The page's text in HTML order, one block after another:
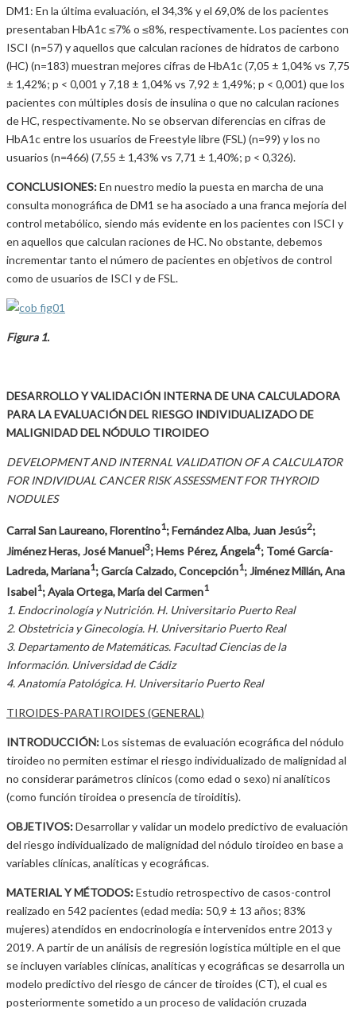
DM1: En la última evaluación, el 34,3% y el 69,0% de los pacientes
presentaban HbA1c ≤7% o ≤8%, respectivamente. Los pacientes con
ISCI (n=57) y aquellos que calculan raciones de hidratos de carbono
(HC) (n=183) muestran mejores cifras de HbA1c (7,05 ± 1,04% vs 7,75
± 1,42%; p < 0,001 y 7,18 ± 1,04% vs 7,92 ± 1,49%; p < 0,001) que los
pacientes con múltiples dosis de insulina o que no calculan raciones
de HC, respectivamente. No se observan diferencias en cifras de
HbA1c entre los usuarios de Freestyle libre (FSL) (n=99) y los no
usuarios (n=466) (7,55 ± 1,43% vs 7,71 ± 1,40%; p < 0,326).
CONCLUSIONES:En nuestro medio la puesta en marcha de una
consulta monográfica de DM1 se ha asociado a una franca mejoría del
control metabólico, siendo más evidente en los pacientes con ISCI y
en aquellos que calculan raciones de HC. No obstante, debemos
incrementar tanto el número de pacientes en objetivos de control
como de usuarios de ISCI y de FSL.
Figura 1.
DESARROLLO Y VALIDACIÓN INTERNA DE UNA CALCULADORA
PARA LA EVALUACIÓN DEL RIESGO INDIVIDUALIZADO DE
MALIGNIDAD DEL NÓDULO TIROIDEO
DEVELOPMENT AND INTERNAL VALIDATION OF A CALCULATOR
FOR INDIVIDUAL CANCER RISK ASSESSMENT FOR THYROID
NODULES
Carral San Laureano, Florentino1; Fernández Alba, Juan Jesús2;
Jiménez Heras, José Manuel3; Hems Pérez, Ángela4; Tomé García-
Ladreda, Mariana1; García Calzado, Concepción1; Jiménez Millán, Ana
Isabel1; Ayala Ortega, María del Carmen1
1. Endocrinología y Nutrición. H. Universitario Puerto Real
2. Obstetricia y Ginecología. H. Universitario Puerto Real
3. Departamento de Matemáticas. Facultad Ciencias de la
Información. Universidad de Cádiz
4. Anatomía Patológica. H. Universitario Puerto Real
TIROIDES-PARATIROIDES (GENERAL)
INTRODUCCIÓN:Los sistemas de evaluación ecográfica del nódulo
tiroideo no permiten estimar el riesgo individualizado de malignidad al
no considerar parámetros clínicos (como edad o sexo) ni analíticos
(como función tiroidea o presencia de tiroiditis).
OBJETIVOS:Desarrollar y validar un modelo predictivo de evaluación
del riesgo individualizado de malignidad del nódulo tiroideo en base a
variables clínicas, analíticas y ecográficas.
MATERIAL Y MÉTODOS:Estudio retrospectivo de casos-control
realizado en 542 pacientes (edad media: 50,9 ± 13 años; 83%
mujeres) atendidos en endocrinología e intervenidos entre 2013 y
2019. A partir de un análisis de regresión logística múltiple en el que
se incluyen variables clínicas, analíticas y ecográficas se desarrolla un
modelo predictivo del riesgo de cáncer de tiroides (CT), el cual es
posteriormente sometido a un proceso de validación cruzada